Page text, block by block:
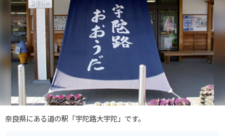
奈良県にある道の駅「宇陀路大宇陀」です。